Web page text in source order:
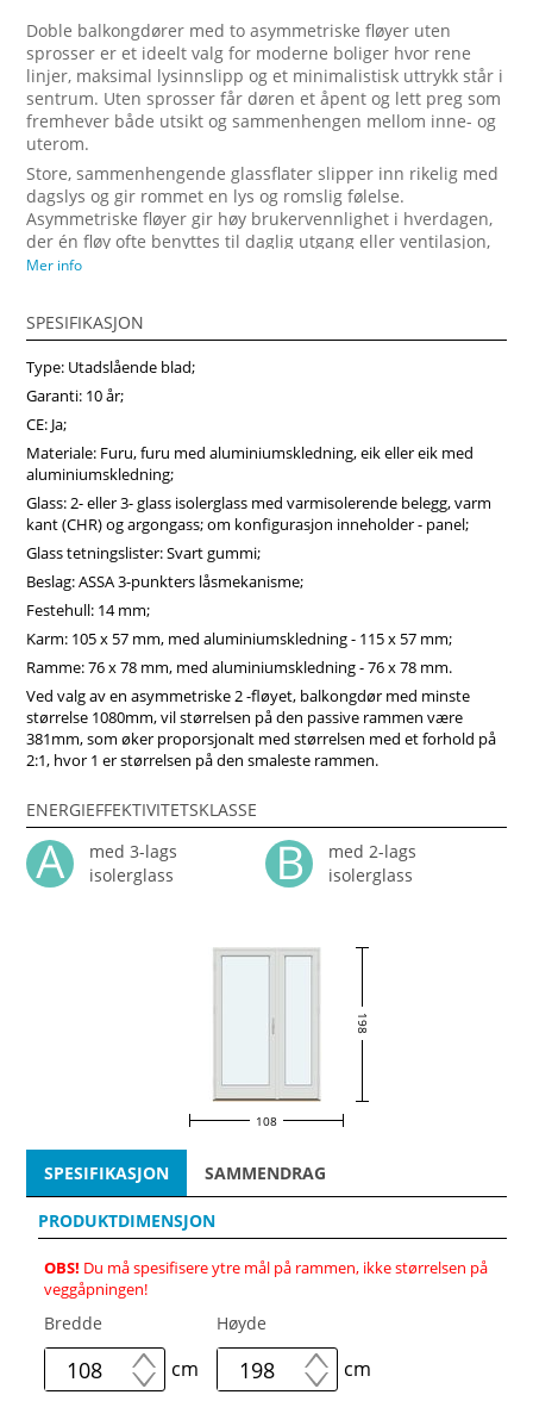
Doble balkongdører med to asymmetriske fløyer uten
sprosser er et ideelt valg for moderne boliger hvor rene
linjer, maksimal lysinnslipp og et minimalistisk uttrykk står i
sentrum. Uten sprosser får døren et åpent og lett preg som
fremhever både utsikt og sammenhengen mellom inne- og
uterom.
Store, sammenhengende glassflater slipper inn rikelig med
dagslys og gir rommet en lys og romslig følelse.
Asymmetriske fløyer gir høy brukervennlighet i hverdagen,
der én fløy ofte benyttes til daglig utgang eller ventilasjon,
mens begge fløyer kan åpnes helt for å skape en sømløs
komfort og lavere energiforbruk. Denne løsningen passer
perfekt for deg som ønsker en moderne balkongdør med
fokus på lys, enkelhet og funksjon, tilpasset dagens norske
boligstandard.
Mer info
SPESIFIKASJON
Type: Utadslående blad;
Garanti: 10 år;
CE: Ja;
Materiale: Furu, furu med aluminiumskledning, eik eller eik med
aluminiumskledning;
Glass: 2- eller 3- glass isolerglass med varmisolerende belegg, varm
kant (CHR) og argongass; om konfigurasjon inneholder - panel;
Glass tetningslister: Svart gummi;
Beslag: ASSA 3-punkters låsmekanisme;
Festehull: 14 mm;
Karm: 105 x 57 mm, med aluminiumskledning - 115 x 57 mm;
Ramme: 76 x 78 mm, med aluminiumskledning - 76 x 78 mm.
Ved valg av en asymmetriske 2 -fløyet, balkongdør med minste
størrelse 1080mm, vil størrelsen på den passive rammen være
381mm, som øker proporsjonalt med størrelsen med et forhold på
2:1, hvor 1 er størrelsen på den smaleste rammen.
ENERGIEFFEKTIVITETSKLASSE
med 3-lags
isolerglass
med 2-lags
isolerglass
198
108
SPESIFIKASJON SAMMENDRAG
PRODUKTDIMENSJON
OBS! Du må spesifisere ytre mål på rammen, ikke størrelsen på
veggåpningen!
Bredde
cm
Høyde
cm